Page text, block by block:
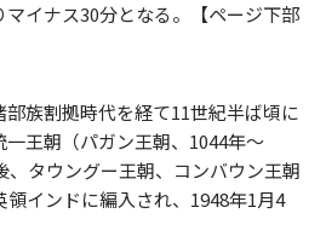
イナス30分となる。【ページ下部
族割拠時代を経て11世紀半ば頃に
王朝（パガン王朝、1044年～
、タウングー王朝、コンバウン王朝
領インドに編入され、1948年1月4